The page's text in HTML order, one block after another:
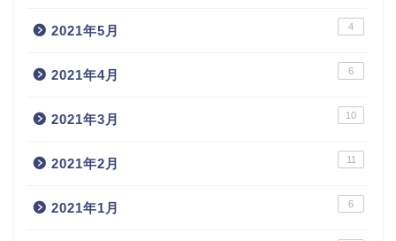
2021年5月 4
2021年4月 6
2021年3月 10
2021年2月 11
2021年1月 6